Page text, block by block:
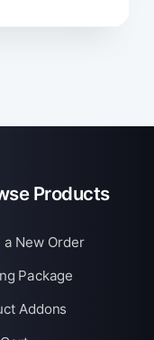
Products
a New Order
Package
Addons